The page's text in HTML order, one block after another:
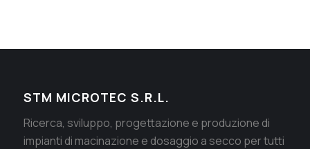
STM MICROTEC S.R.L.
Ricerca, sviluppo, progettazione e produzione di
impianti di macinazione e dosaggio a secco per tutti